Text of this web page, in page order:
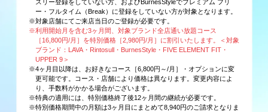
スリー登録をしていない方、およびBurnesStyleでプレミアム フリ
ー・フルタイム（Break）に登録をしていない方が対象となります。
※対象店舗にてご来店当日のご登録が必要です。
※利用開始月を含む3ヶ月間、対象ブランド全店通い放題コース
［16,800円/月］を特別価格［2,980円/月］に割引いたします。＜対象
ブランド：LAVA・Rintosull・BurnesStyle・FIVE ELEMENT FIT・
UPPER 9＞
※4ヶ月目以降は、お好きなコース［6,800円～/月］・オプションに変
更可能です。コース・店舗により価格は異なります。変更内容によ
り、手数料がかかる場合がございます。
※特典の適用には、特別価格終了後12ヶ月間の継続が必要です。
※特別価格期間中の月額は3ヶ月目にまとめて8,940円のご請求となりま